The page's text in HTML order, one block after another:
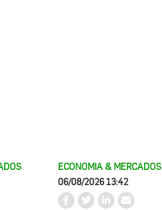
ECONOMIA & MERCADOS
06/08/2026 13:42